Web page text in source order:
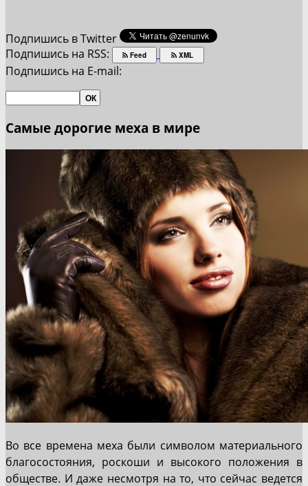
Подпишись в Twitter
Подпишись на RSS:
Feed XML
Подпишись на E-mail:
Самые дорогие меха в мире
Во все времена меха были символом материального
благосостояния, роскоши и высокого положения в
обществе. И даже несмотря на то, что сейчас ведется